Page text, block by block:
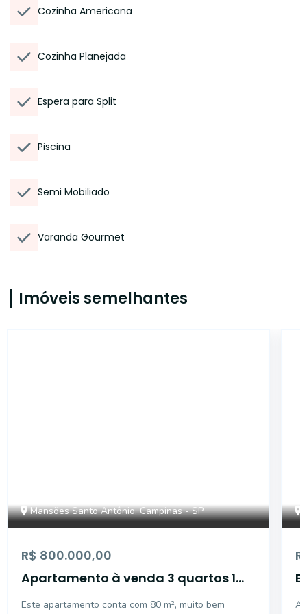
Cozinha Americana
Cozinha Planejada
Espera para Split
Piscina
Semi Mobiliado
Varanda Gourmet
Imóveis semelhantes
Mansões Santo Antônio, Campinas - SP
R$ 800.000,00
Apartamento à venda 3 quartos 1
Santo Antônio- Campinas/SP
Este apartamento conta com 80 m², muito bem